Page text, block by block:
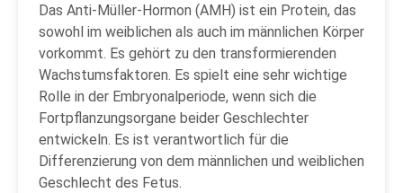
Das Anti-Müller-Hormon (AMH) ist ein Protein, das
sowohl im weiblichen als auch im männlichen Körper
vorkommt. Es gehört zu den transformierenden
Wachstumsfaktoren. Es spielt eine sehr wichtige
Rolle in der Embryonalperiode, wenn sich die
Fortpflanzungsorgane beider Geschlechter
entwickeln. Es ist verantwortlich für die
Differenzierung von dem männlichen und weiblichen
Geschlecht des Fetus.